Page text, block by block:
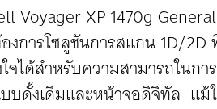
Voyager XP 1470g
งการโซลูชันการสแกน 1D/
ได้สำหรับความสามารถในก
บดั้งเดิมและหน้าจอดิจิทัล แม้